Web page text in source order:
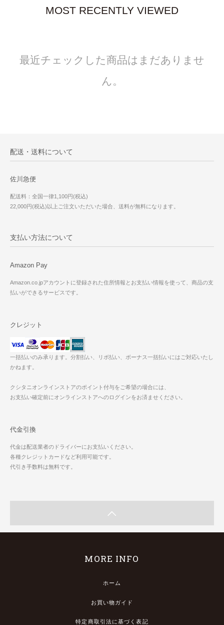
MOST RECENTLY VIEWED
最近チェックした商品はまだありませ
ん。
配送・送料について
佐川急便
配送料：全国一律1,100円(税込)
22,000円(税込)以上ご注文いただいた場合、送料が無料になります。
支払い方法について
Amazon Pay
Amazon.co.jpアカウントに登録された住所情報とお支払い情報を使って、商品の支
払いができるサービスです。
クレジット
一括払いのみ承ります。分割払い、リボ払い、ボーナス一括払いにはご対応いたし
かねます。
クシタニオンラインストアのポイント付与をご希望の場合には、
お支払い確定前にオンラインストアへのログインをお済ませください。
代金引換
代金は配送業者のドライバーにお支払いください。
各種クレジットカードなど利用可能です。
代引き手数料は無料です。
MORE INFO
ホーム
お買い物ガイド
特定商取引法に基づく表記